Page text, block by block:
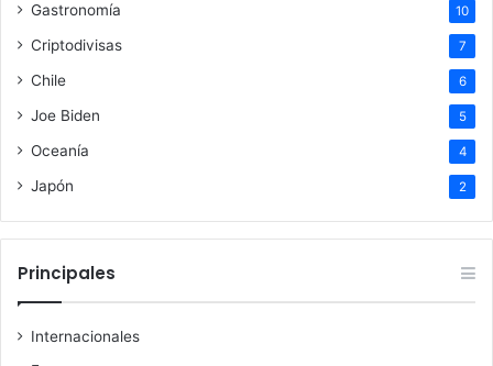
Gastronomía 10
Criptodivisas 7
Chile 6
Joe Biden 5
Oceanía 4
Japón 2
Principales
Internacionales